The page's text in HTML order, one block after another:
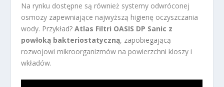
Na rynku dostępne są również systemy odwróconej
osmozy zapewniające najwyższą higienę oczyszczania
wody. Przykład?Atlas Filtri OASIS DP Sanic z
powłoką bakteriostatyczną, zapobiegającą
rozwojowi mikroorganizmów na powierzchni kloszy i
wkładów.